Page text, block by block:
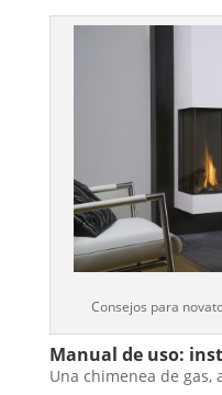
Consejos para
Manual de uso:
Una chimenea de gas,